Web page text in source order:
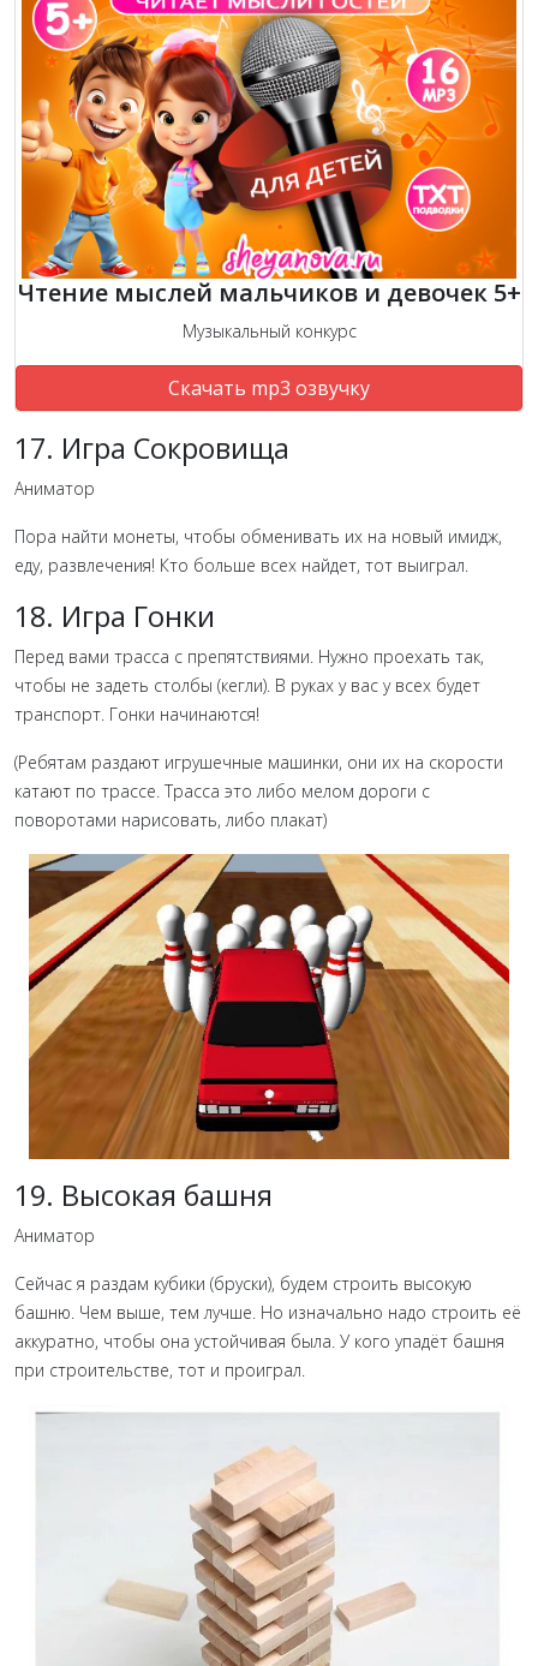
Чтение мыслей мальчиков и девочек 5+
Музыкальный конкурс
Скачать mp3 озвучку
17. Игра Сокровища
Аниматор
Пора найти монеты, чтобы обменивать их на новый имидж,
еду, развлечения! Кто больше всех найдет, тот выиграл.
18. Игра Гонки
Перед вами трасса с препятствиями. Нужно проехать так,
чтобы не задеть столбы (кегли). В руках у вас у всех будет
транспорт. Гонки начинаются!
(Ребятам раздают игрушечные машинки, они их на скорости
катают по трассе. Трасса это либо мелом дороги с
поворотами нарисовать, либо плакат)
19. Высокая башня
Аниматор
Сейчас я раздам кубики (бруски), будем строить высокую
башню. Чем выше, тем лучше. Но изначально надо строить её
аккуратно, чтобы она устойчивая была. У кого упадёт башня
при строительстве, тот и проиграл.